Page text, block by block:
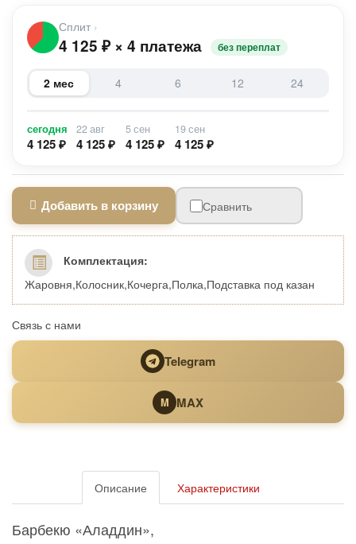
Сплит ›
4 125 ₽ × 4 платежа без переплат
2 мес 4 6 12 24
сегодня
4 125 ₽
22 авг
4 125 ₽
5 сен
4 125 ₽
19 сен
4 125 ₽
Добавить в корзину Сравнить
Комплектация:
Жаровня,Колосник,Кочерга,Полка,Подставка под казан
Связь с нами
Telegram
M MAX
Описание Характеристики
Барбекю «Аладдин»,